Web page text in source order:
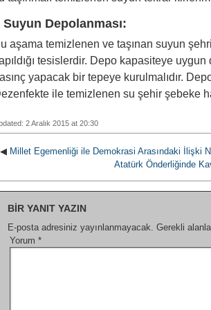
Suyun Depolanması:
aşama temizlenen ve taşınan suyun
tesislerdir. Depo kapasiteye
yapacak bir tepeye kurulmalıdır.
ile temizlenen su şehir şebeke
2 Aralık 2015 at 20:30
◀ Millet Egemenliği ile Demokrasi Arasındaki İlişki
Atatürk Önderliğinde
BIR YANIT YAZIN
E-posta adresiniz yayınlanmayacak. Gerekli
Yorum *